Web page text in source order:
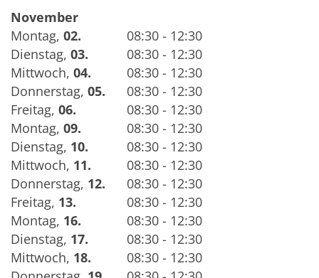
November
Montag, 02.
08:30 - 12:30
Dienstag, 03.
08:30 - 12:30
Mittwoch, 04.
08:30 - 12:30
Donnerstag, 05.
08:30 - 12:30
Freitag, 06.
08:30 - 12:30
Montag, 09.
08:30 - 12:30
Dienstag, 10.
08:30 - 12:30
Mittwoch, 11.
08:30 - 12:30
Donnerstag, 12.
08:30 - 12:30
Freitag, 13.
08:30 - 12:30
Montag, 16.
08:30 - 12:30
Dienstag, 17.
08:30 - 12:30
Mittwoch, 18.
08:30 - 12:30